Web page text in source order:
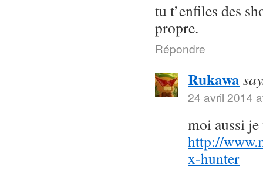
tu t’enfiles des
propre.
Répondre
Rukawa
24 avril 2014
moi aussi
http://
x-hunter